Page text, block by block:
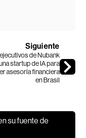
Siguiente
de Nubank
startup de IA para
asesoría financiera
en Brasil
su fuente de